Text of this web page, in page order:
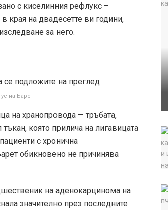
с киселинния рефлукс –
края на двадесетте ви години,
за него.
на Барет
на хранопровода — тръбата,
която прилича на лигавицата
с хронична
обикновено не причинява
на аденокарцинома на
значително през последните